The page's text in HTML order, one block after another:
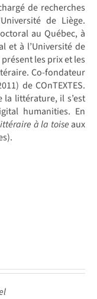
de recherches
de Liège.
au Québec, à
et à l’Université de
les prix et les
Co-fondateur
de COnTEXTES.
la littérature, il s’est
humanities. En
à la toise aux